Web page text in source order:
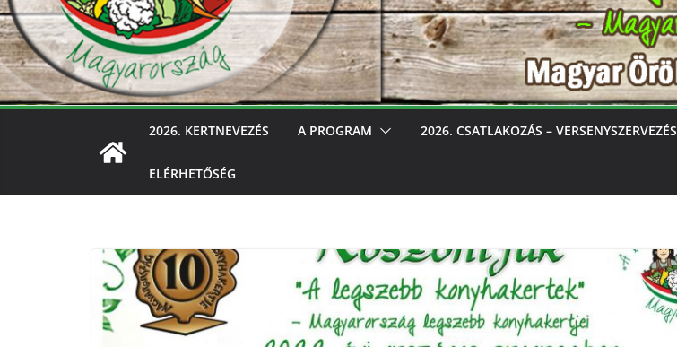
2026. KERTNEVEZÉS A PROGRAM 2026. CSATLAKOZÁS – VERSENYSZERVEZÉS
ELÉRHETŐSÉG